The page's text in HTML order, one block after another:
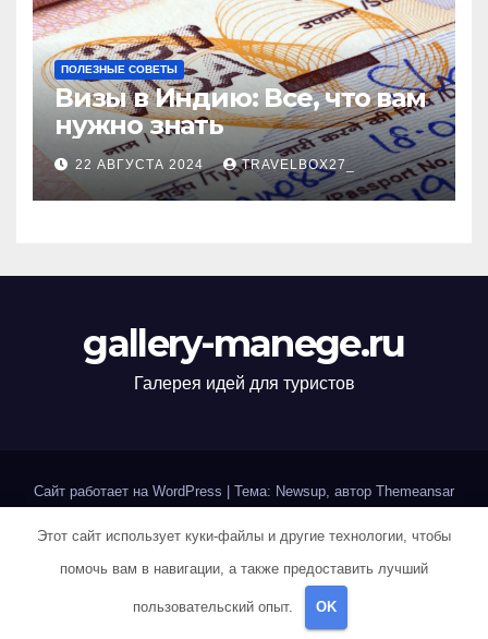
ПОЛЕЗНЫЕ СОВЕТЫ
Визы в Индию: Все, что вам
нужно знать
22 АВГУСТА 2024 TRAVELBOX27_
gallery-manege.ru
Галерея идей для туристов
Сайт работает на WordPress Тема: Newsup, автор Themeansar
Home Sample Page Авторам и правообладателям
Политика конфиденциальности
Этот сайт использует куки-файлы и другие технологии, чтобы
помочь вам в навигации, а также предоставить лучший
пользовательский опыт. OK